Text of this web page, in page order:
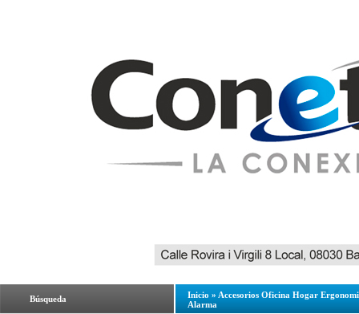
Búsqueda Inicio » Accesorios Oficina Hogar
Alarma